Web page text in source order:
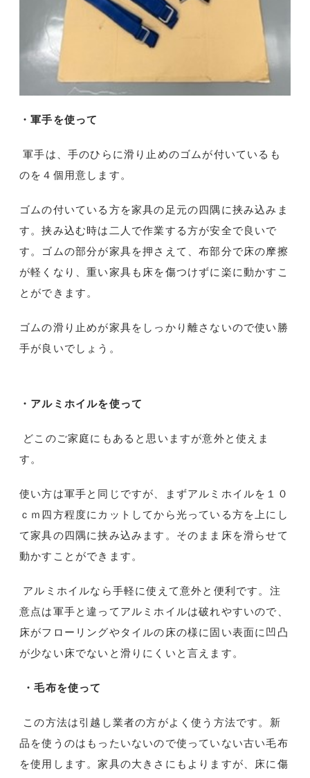
・軍手を使って
軍手は、手のひらに滑り止めのゴムが付いているも
のを４個用意します。
ゴムの付いている方を家具の足元の四隅に挟み込みま
す。挟み込む時は二人で作業する方が安全で良いで
す。ゴムの部分が家具を押さえて、布部分で床の摩擦
が軽くなり、重い家具も床を傷つけずに楽に動かすこ
とができます。
ゴムの滑り止めが家具をしっかり離さないので使い勝
手が良いでしょう。
・アルミホイルを使って
どこのご家庭にもあると思いますが意外と使えま
す。
使い方は軍手と同じですが、まずアルミホイルを１０
ｃｍ四方程度にカットしてから光っている方を上にし
て家具の四隅に挟み込みます。そのまま床を滑らせて
動かすことができます。
アルミホイルなら手軽に使えて意外と便利です。注
意点は軍手と違ってアルミホイルは破れやすいので、
床がフローリングやタイルの床の様に固い表面に凹凸
が少ない床でないと滑りにくいと言えます。
・毛布を使って
この方法は引越し業者の方がよく使う方法です。新
品を使うのはもったいないので使っていない古い毛布
を使用します。家具の大きさにもよりますが、床に傷